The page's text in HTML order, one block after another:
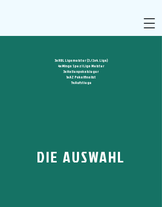
3x RBL Ligameister (3./2x4. Liga)
4x Minga Spezl Liga Meister
3x Hallenpokalsieger
1x AZ Pokalfinalist
5x Aufstiege
DIE AUSWAHL